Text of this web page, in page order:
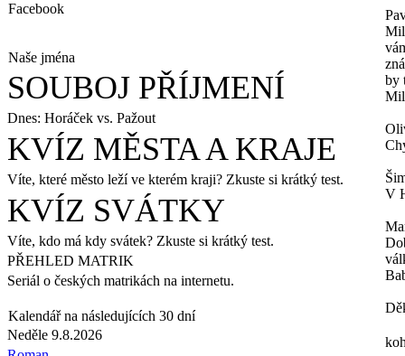
Facebook
Naše jména
SOUBOJ PŘÍJMENÍ
Dnes: Horáček vs. Pažout
KVÍZ MĚSTA A KRAJE
Víte, které město leží ve kterém kraji? Zkuste si krátký test.
KVÍZ SVÁTKY
Víte, kdo má kdy svátek? Zkuste si krátký test.
PŘEHLED MATRIK
Seriál o českých matrikách na internetu.
Kalendář na následujících 30 dní
Neděle 9.8.2026
by
V